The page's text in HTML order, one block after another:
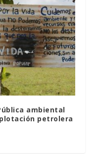
ambiental
petrolera